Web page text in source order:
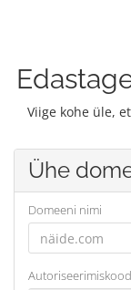
Viige kohe üle,
Ühe
Domeeni nimi
Autoriseerimiskood